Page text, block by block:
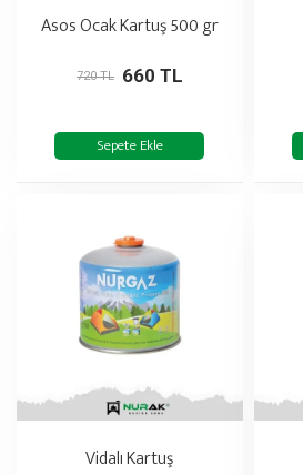
Asos Ocak Kartuş 500 gr
660 TL
720 TL
Sepete Ekle
Vidalı Kartuş